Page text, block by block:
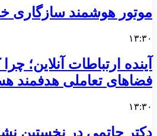
موتور هوشمند سازگاری
۱۳:۳۰
آینده ارتباطات آنلاین؛
فضاهای تعاملی هدفمند
۱۳:۳۰
دکتر حاتمی در نخستین